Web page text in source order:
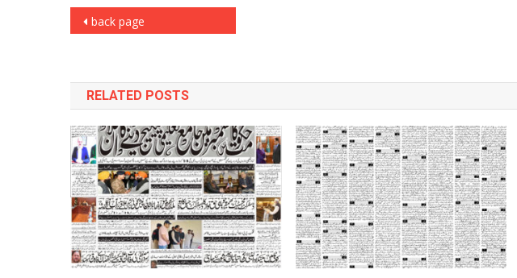
Post
back page
RELATED POSTS